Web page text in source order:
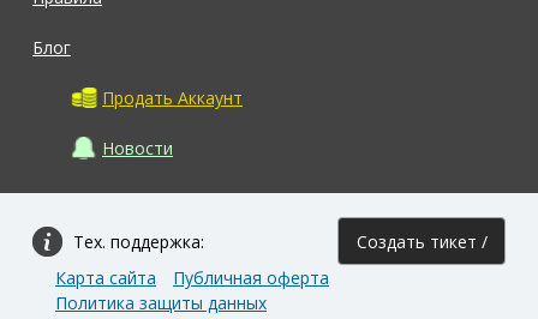
Блог
Продать Аккаунт
Новости
Тех. поддержка: Создать тикет /
Карта сайта
Публичная оферта
Политика защиты данных